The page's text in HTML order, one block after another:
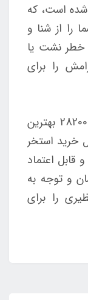
شده است، که
را از شنا و
خطر نشت یا
را برای
استخر فریمی اینتکس 3 متری کد 28200 بهترین
خرید استخر
قابل اعتماد
و توجه به
را برای